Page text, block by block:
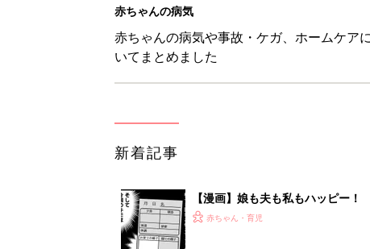
「抱っこ紐」は何kgで卒業？赤ち
赤ちゃん・育児
8月9日生まれはこんな人 365日